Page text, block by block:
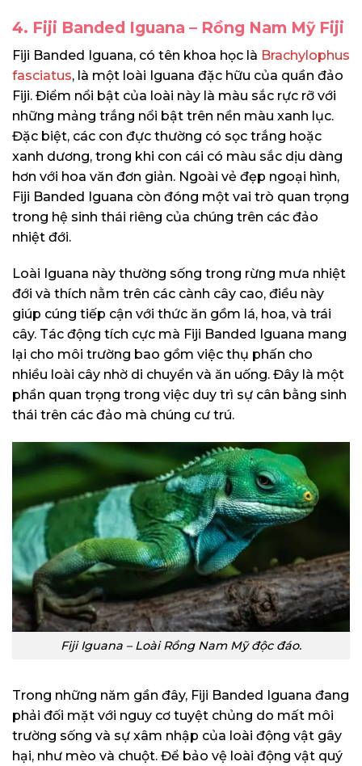
4. Fiji Banded Iguana – Rồng Nam Mỹ Fiji
Fiji Banded Iguana, có tên khoa học là Brachylophus
fasciatus, là một loài Iguana đặc hữu của quần đảo
Fiji. Điểm nổi bật của loài này là màu sắc rực rỡ với
những mảng trắng nổi bật trên nền màu xanh lục.
Đặc biệt, các con đực thường có sọc trắng hoặc
xanh dương, trong khi con cái có màu sắc dịu dàng
hơn với hoa văn đơn giản. Ngoài vẻ đẹp ngoại hình,
Fiji Banded Iguana còn đóng một vai trò quan trọng
trong hệ sinh thái riêng của chúng trên các đảo
nhiệt đới.
Loài Iguana này thường sống trong rừng mưa nhiệt
đới và thích nằm trên các cành cây cao, điều này
giúp cúng tiếp cận với thức ăn gồm lá, hoa, và trái
cây. Tác động tích cực mà Fiji Banded Iguana mang
lại cho môi trường bao gồm việc thụ phấn cho
nhiều loài cây nhờ di chuyển và ăn uống. Đây là một
phần quan trọng trong việc duy trì sự cân bằng sinh
thái trên các đảo mà chúng cư trú.
Fiji Iguana – Loài Rồng Nam Mỹ độc đáo.
Trong những năm gần đây, Fiji Banded Iguana đang
phải đối mặt với nguy cơ tuyệt chủng do mất môi
trường sống và sự xâm nhập của loài động vật gây
hại, như mèo và chuột. Để bảo vệ loài động vật quý